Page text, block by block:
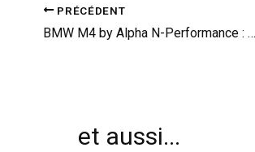
PRÉCÉDENT
BMW M4 by Alpha N-Performance : agressive
et aussi...